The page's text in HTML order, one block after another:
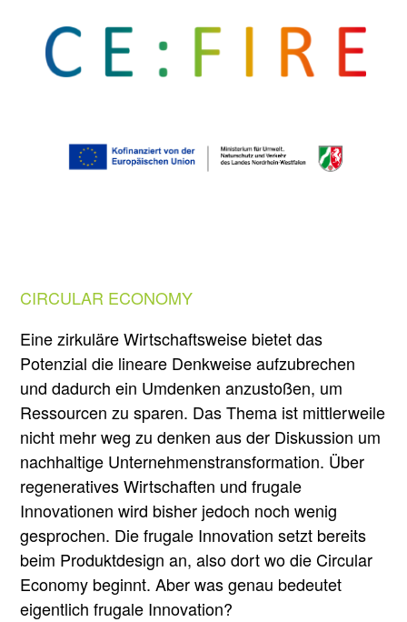
CIRCULAR ECONOMY
Eine zirkuläre Wirtschaftsweise bietet das
Potenzial die lineare Denkweise aufzubrechen
und dadurch ein Umdenken anzustoßen, um
Ressourcen zu sparen. Das Thema ist mittlerweile
nicht mehr weg zu denken aus der Diskussion um
nachhaltige Unternehmenstransformation. Über
regeneratives Wirtschaften und frugale
Innovationen wird bisher jedoch noch wenig
gesprochen. Die frugale Innovation setzt bereits
beim Produktdesign an, also dort wo die Circular
Economy beginnt. Aber was genau bedeutet
eigentlich frugale Innovation?